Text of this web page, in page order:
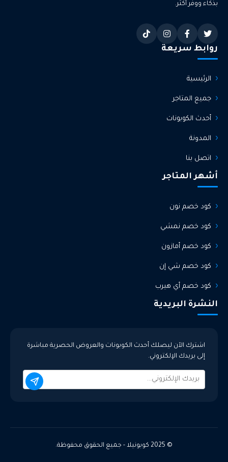
بذكاء ووفر أكثر.
روابط سريعة
الرئيسية
جميع المتاجر
أحدث الكوبونات
المدونة
اتصل بنا
أشهر المتاجر
كود خصم نون
كود خصم نمشي
كود خصم أمازون
كود خصم شي إن
كود خصم أي هيرب
النشرة البريدية
اشترك الآن ليصلك أحدث الكوبونات والعروض الحصرية مباشرة
إلى بريدك الإلكتروني.
© 2025 كوبونيلا - جميع الحقوق محفوظة.